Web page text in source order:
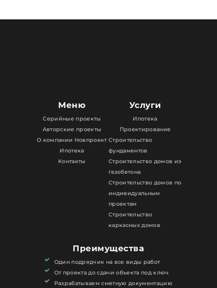
Статьи
Меню
Серийные проекты
Авторские проекты
О компании Новпроект
Ипотека
Контакты
Услуги
Ипотека
Проектирование
Строительство
фундаментов
Строительство домов из
газобетона
Строительство домов по
индивидуальным
проектам
Строительство
каркасных домов
Преимущества
Один подрядчик на все виды работ
От проекта до сдачи объекта под ключ
Разрабатываем сметную документацию